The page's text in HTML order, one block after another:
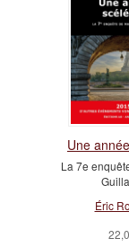
Une
La 7e
Éric